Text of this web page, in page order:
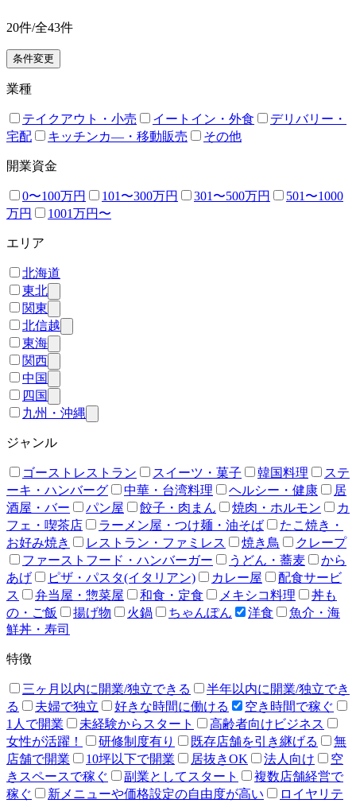
20件/全43件
条件変更
業種
テイクアウト・小売 イートイン・外食
デリバリー・
宅配
キッチンカ―・移動販売 その他
開業資金
0〜100万円 101〜300万円 301〜500万円
501〜1000
万円
1001万円〜
エリア
北海道
東北
関東
北信越
東海
関西
中国
四国
九州・沖縄
ジャンル
ゴーストレストラン スイーツ・菓子 韓国料理
ステ
ーキ・ハンバーグ
中華・台湾料理 ヘルシー・健康
居
酒屋・バー
パン屋 餃子・肉まん 焼肉・ホルモン
カ
フェ・喫茶店
ラーメン屋・つけ麺・油そば
たこ焼き・
お好み焼き
レストラン・ファミレス 焼き鳥
クレープ
ファーストフード・ハンバーガー
うどん・蕎麦
から
あげ
ピザ・パスタ(イタリアン) カレー屋
配食サービ
ス
弁当屋・惣菜屋 和食・定食 メキシコ料理
丼も
の・ご飯
揚げ物 火鍋 ちゃんぽん 洋食
魚介・海
鮮丼・寿司
特徴
三ヶ月以内に開業/独立できる
半年以内に開業/独立でき
る
夫婦で独立 好きな時間に働ける
空き時間で稼ぐ
1人で開業
未経験からスタート
高齢者向けビジネス
女性が活躍！
研修制度有り 既存店舗を引き継げる
無
店舗で開業
10坪以下で開業 居抜きOK 法人向け
空
きスペースで稼ぐ
副業としてスタート
複数店舗経営で
稼ぐ
新メニューや価格設定の自由度が高い
ロイヤリテ